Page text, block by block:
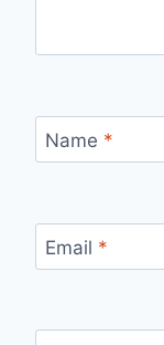
Name *
Email *